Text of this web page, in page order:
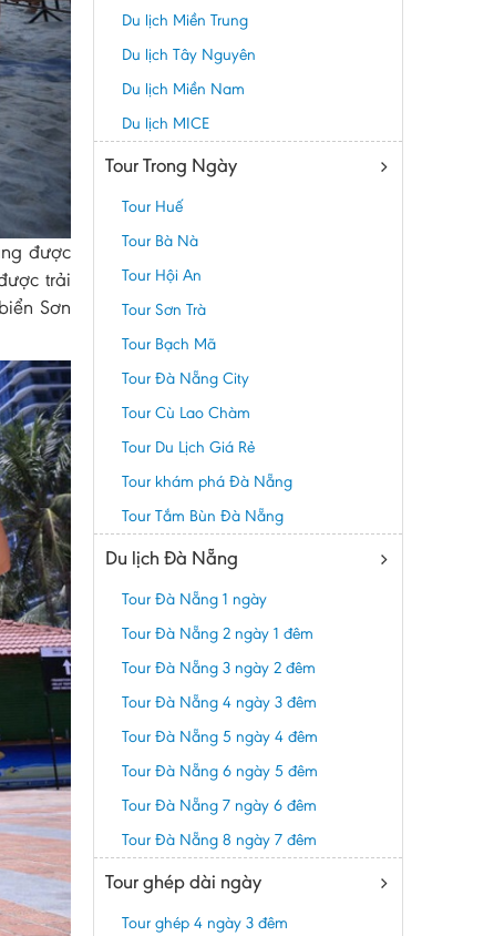
được
trải
Sơn
Du lịch Miền Trung
Du lịch Tây Nguyên
Du lịch Miền Nam
Du lịch MICE
Tour Trong Ngày
Tour Huế
Tour Bà Nà
Tour Hội An
Tour Sơn Trà
Tour Bạch Mã
Tour Đà Nẵng City
Tour Cù Lao Chàm
Tour Du Lịch Giá Rẻ
Tour khám phá Đà Nẵng
Tour Tắm Bùn Đà Nẵng
Du lịch Đà Nẵng
Tour Đà Nẵng 1 ngày
Tour Đà Nẵng 2 ngày 1 đêm
Tour Đà Nẵng 3 ngày 2 đêm
Tour Đà Nẵng 4 ngày 3 đêm
Tour Đà Nẵng 5 ngày 4 đêm
Tour Đà Nẵng 6 ngày 5 đêm
Tour Đà Nẵng 7 ngày 6 đêm
Tour Đà Nẵng 8 ngày 7 đêm
Tour ghép dài ngày
Tour ghép 4 ngày 3 đêm